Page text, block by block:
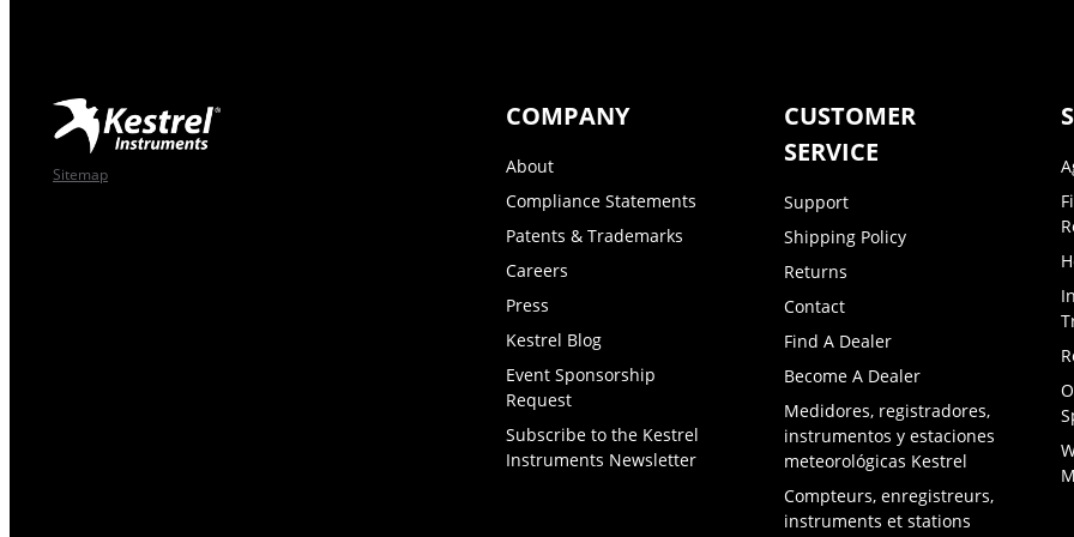
Sitemap
COMPANY
About
Compliance Statements
Patents & Trademarks
Careers
Press
Kestrel Blog
Event Sponsorship
Request
Subscribe to the Kestrel
Instruments Newsletter
CUSTOMER
SERVICE
Support
Shipping Policy
Returns
Contact
Find A Dealer
Become A Dealer
Medidores, registradores,
instrumentos y estaciones
meteorológicas Kestrel
Compteurs, enregistreurs,
instruments et stations